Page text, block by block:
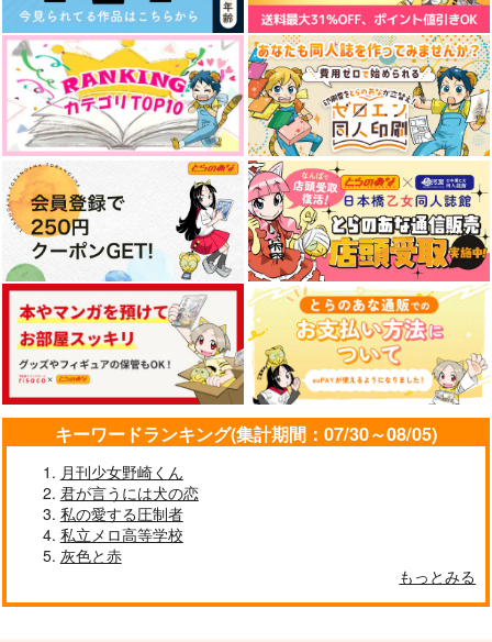
キーワードランキング(集計期間：07/30～08/05)
月刊少女野崎くん
君が言うには犬の恋
私の愛する圧制者
私立メロ高等学校
灰色と赤
もっとみる